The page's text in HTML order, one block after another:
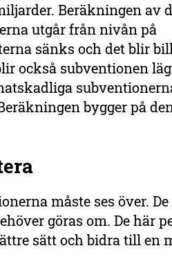
Beräkningen av
utgår från nivån på
sänks och det blir
också subventionen
bygger på
måste ses över.
göras om. De här
sätt och bidra till en